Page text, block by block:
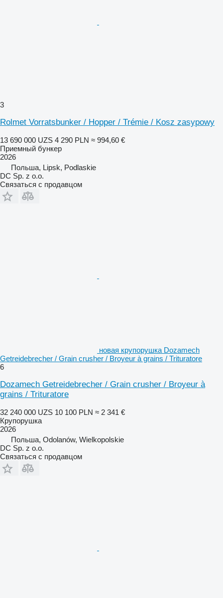
3
Rolmet Vorratsbunker / Hopper / Trémie / Kosz zasypowy
13 690 000 UZS 4 290 PLN ≈ 994,60 €
Приемный бункер
2026
Польша, Lipsk, Podlaskie
DC Sp. z o.o.
Связаться с продавцом
новая крупорушка Dozamech
Getreidebrecher / Grain crusher / Broyeur à grains / Trituratore
6
Dozamech Getreidebrecher / Grain crusher / Broyeur à
grains / Trituratore
32 240 000 UZS 10 100 PLN ≈ 2 341 €
Крупорушка
2026
Польша, Odolanów, Wielkopolskie
DC Sp. z o.o.
Связаться с продавцом